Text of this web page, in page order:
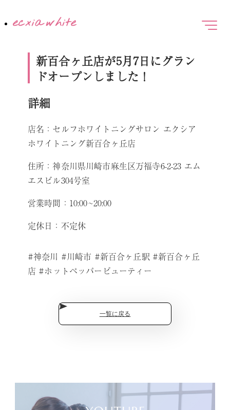
新百合ヶ丘店が5月7日にグラン
ドオープンしました！
詳細
店名：セルフホワイトニングサロン エクシア
ホワイトニング新百合ヶ丘店
住所：神奈川県川崎市麻生区万福寺6-2-23 エム
エスビル304号室
営業時間：10:00~20:00
定休日：不定休
#神奈川 #川崎市 #新百合ヶ丘駅 #新百合ヶ丘
店 #ホットペッパービューティー
一覧に戻る